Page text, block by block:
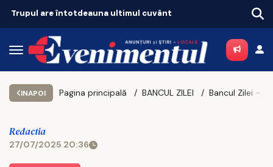
Trupul are întotdeauna ultimul cuvânt
INAPOI Pagina principală BANCUL ZILEI
Redactia
27/07/2025 20:36